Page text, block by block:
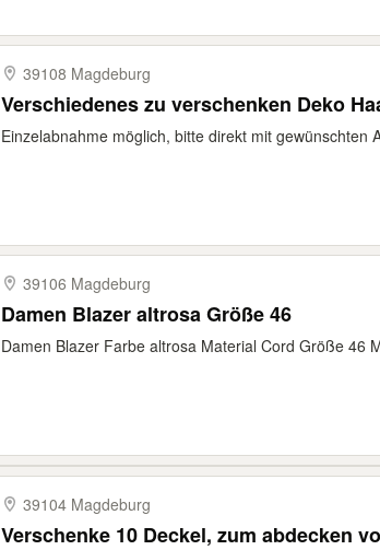
39108 Magdeburg
Verschiedenes zu verschenken Deko
Einzelabnahme möglich, bitte direkt mit gewünschten
39106 Magdeburg
Damen Blazer altrosa Größe 46
Damen Blazer Farbe altrosa Material Cord Größe 46
39104 Magdeburg
Verschenke 10 Deckel, zum abdecken